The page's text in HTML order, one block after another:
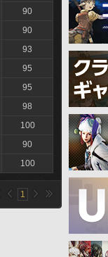
90
90
93
95
95
98
100
90
100
1